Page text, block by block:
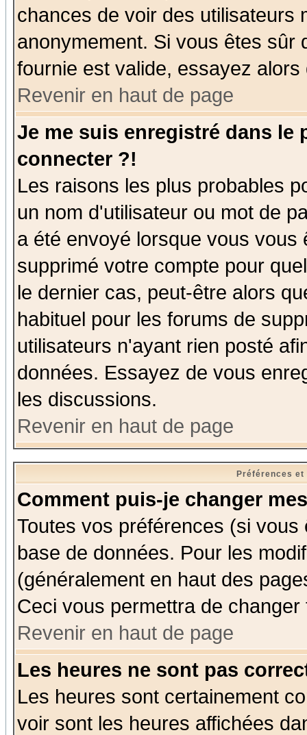
chances de voir des utilisateurs
anonymement. Si vous êtes sûr
fournie est valide, essayez
Revenir en haut de page
Je me suis enregistré dans le
connecter ?!
Les raisons les plus probables
un nom d'utilisateur ou mot de
a été envoyé lorsque vous
supprimé votre compte pour
le dernier cas, peut-être alors
habituel pour les forums de
utilisateurs n'ayant rien posté
données. Essayez de vous
les discussions.
Revenir en haut de page
Préférences
Comment puis-je changer
Toutes vos préférences (si
base de données. Pour les
(généralement en haut des
Ceci vous permettra de
Revenir en haut de page
Les heures ne sont pas
Les heures sont certainement
voir sont les heures affichées